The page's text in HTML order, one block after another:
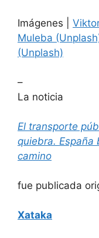
Imágenes |
Muleba
(Unplash)
–
La noticia
El transporte
quiebra. España
camino
fue publicada
Xataka